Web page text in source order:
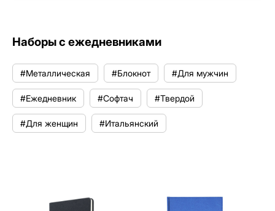
Наборы с ежедневниками
#Металлическая #Блокнот #Для мужчин
#Ежедневник #Софтач #Твердой
#Для женщин #Итальянский